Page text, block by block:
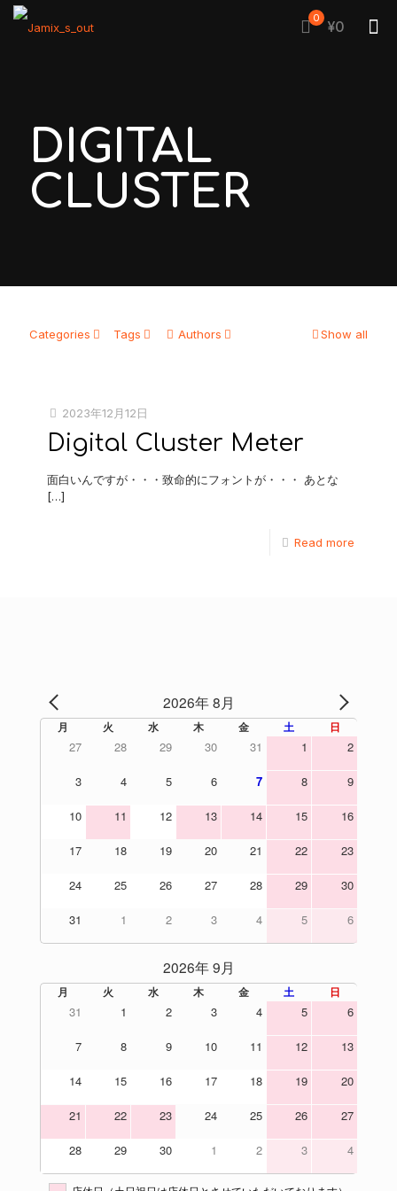
0 ¥0
DIGITAL
CLUSTER
Categories Tags Authors Show all
2023年12月12日
Digital Cluster Meter
面白いんですが・・・致命的にフォントが・・・ あとな
[…]
Read more
2026年 8月 NEXT
月 火 水 木 金 土 日
27 28 29 30 31 1 2
3 4 5 6 7 8 9
10 11 12 13 14 15 16
17 18 19 20 21 22 23
24 25 26 27 28 29 30
31 1 2 3 4 5 6
2026年 9月
月 火 水 木 金 土 日
31 1 2 3 4 5 6
7 8 9 10 11 12 13
14 15 16 17 18 19 20
21 22 23 24 25 26 27
28 29 30 1 2 3 4